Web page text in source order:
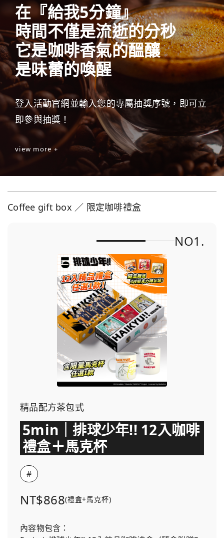
在『給我5分鐘』
時間不僅是流逝的分秒
它是咖啡香氣的醞釀
是味蕾的喚醒
登入活動官網並輸入您的專屬抽獎序號，即可立
即參與抽獎！
view more +
Coffee gift box ／ 限定咖啡禮盒
NO1.
精品配方茶包式
5min｜排球少年!! 12入咖啡
禮盒＋馬克杯
#
NT$868(禮盒+馬克杯)
內容物包含：